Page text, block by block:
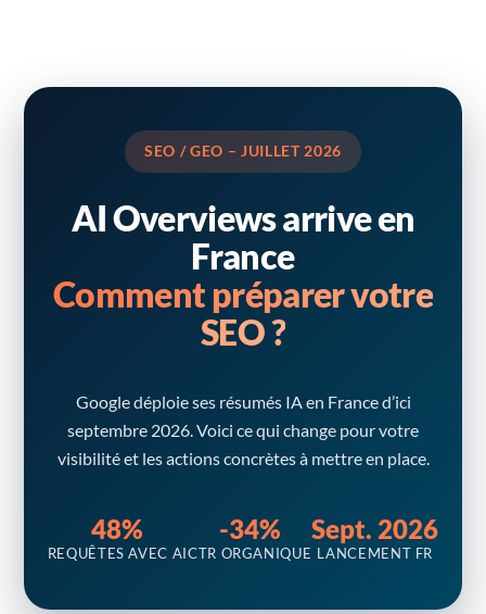
SEO / GEO – JUILLET 2026
AI Overviews arrive en
France
Comment préparer votre
SEO ?
Google déploie ses résumés IA en France d’ici
septembre 2026. Voici ce qui change pour votre
visibilité et les actions concrètes à mettre en place.
48%
REQUÊTES AVEC AI
-34%
CTR ORGANIQUE
Sept. 2026
LANCEMENT FR